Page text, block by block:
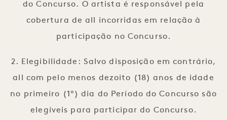
do Concurso. O artista é responsável pela
cobertura de all incorridas em relação à
participação no Concurso.
2. Elegibilidade: Salvo disposição em contrário,
all com pelo menos dezoito (18) anos de idade
no primeiro (1º) dia do Período do Concurso são
elegíveis para participar do Concurso.